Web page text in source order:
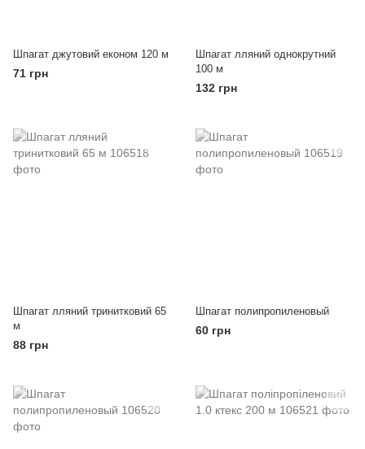
Шпагат джутовий економ 120 м
71 грн
Шпагат лляний однокрутний
100 м
132 грн
Шпагат лляний тринитковий 65
м
88 грн
Шпагат полипропиленовый
60 грн